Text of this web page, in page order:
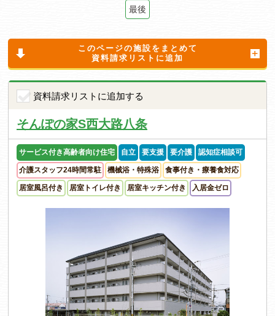
最後
このページの施設をまとめて
資料請求リストに追加
資料請求リストに追加する
そんぽの家S西大路八条
サービス付き高齢者向け住宅 自立 要支援 要介護 認知症相談可
介護スタッフ24時間常駐 機械浴・特殊浴 食事付き・療養食対応
居室風呂付き 居室トイレ付き 居室キッチン付き 入居金ゼロ